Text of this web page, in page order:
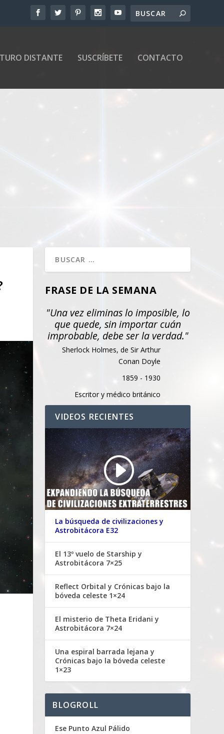
DISTANTE SUSCRÍBETE CONTACTO
FRASE DE LA SEMANA
"Una vez eliminas lo imposible, lo
que quede, sin importar cuán
improbable, debe ser la verdad."
Sherlock Holmes, de Sir Arthur
Conan Doyle
1859 - 1930
Escritor y médico británico
VIDEOS RECIENTES
La búsqueda de civilizaciones y
Astrobitácora E32
El 13º vuelo de Starship y
Astrobitácora 7×25
Reflect Orbital y Crónicas bajo la
bóveda celeste 1×24
El misterio de Theta Eridani y
Astrobitácora 7×24
Una espiral barrada lejana y
Crónicas bajo la bóveda celeste
1×23
BLOGROLL
Ese Punto Azul Pálido